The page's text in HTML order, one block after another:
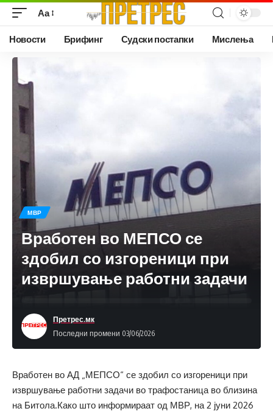
Аа
Новости Брифинг Судски постапки Мислења
МВР
Вработен во МЕПСО се
здобил со изгореници при
извршување работни задачи
Последни промени 03/06/2026
Претрес.мк
Вработен во АД „МЕПСО“ се здобил со изгореници при
извршување работни задачи во трафостаница во близина
на Битола.Како што информираат од МВР, на 2 јуни 2026